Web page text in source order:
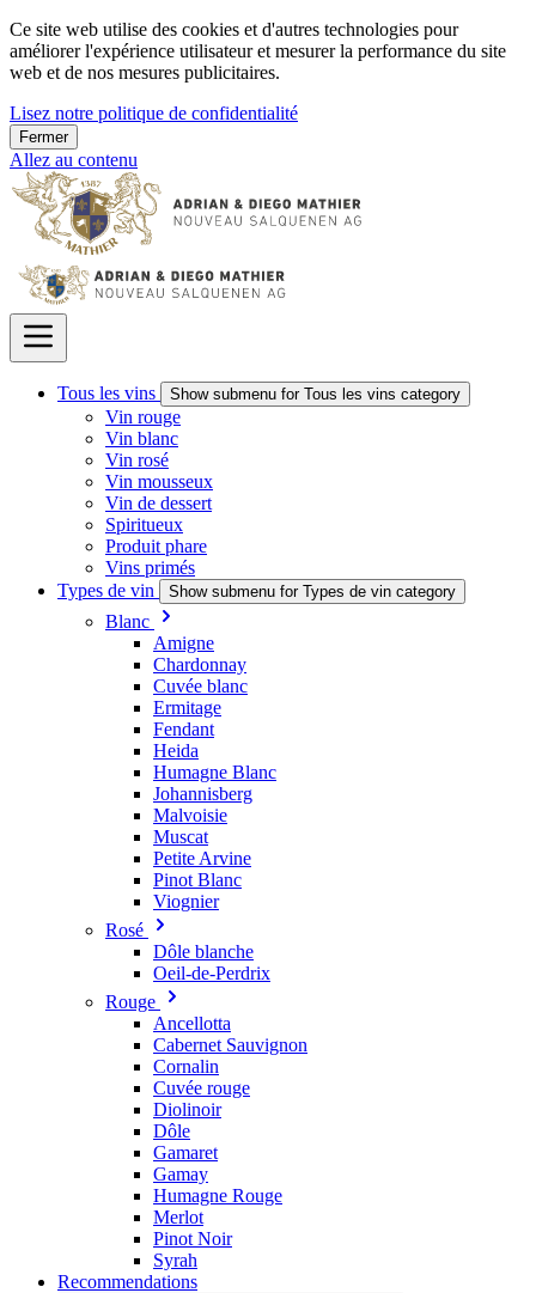
Ce site web utilise des cookies et d'autres technologies pour
améliorer l'expérience utilisateur et mesurer la performance du site
web et de nos mesures publicitaires.
Lisez notre politique de confidentialité
Fermer
Allez au contenu
Tous les vins Show submenu for Tous les vins category
Vin rouge
Vin blanc
Vin rosé
Vin mousseux
Vin de dessert
Spiritueux
Produit phare
Vins primés
Types de vin
Show submenu for Types de vin category
Blanc
Amigne
Chardonnay
Cuvée blanc
Ermitage
Fendant
Heida
Humagne Blanc
Johannisberg
Malvoisie
Muscat
Petite Arvine
Pinot Blanc
Viognier
Rosé
Dôle blanche
Oeil-de-Perdrix
Rouge
Ancellotta
Cabernet Sauvignon
Cornalin
Cuvée rouge
Diolinoir
Dôle
Gamaret
Gamay
Humagne Rouge
Merlot
Pinot Noir
Syrah
Recommendations